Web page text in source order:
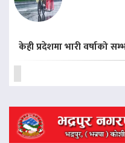
केही प्रदेशमा भारी वर्षाको